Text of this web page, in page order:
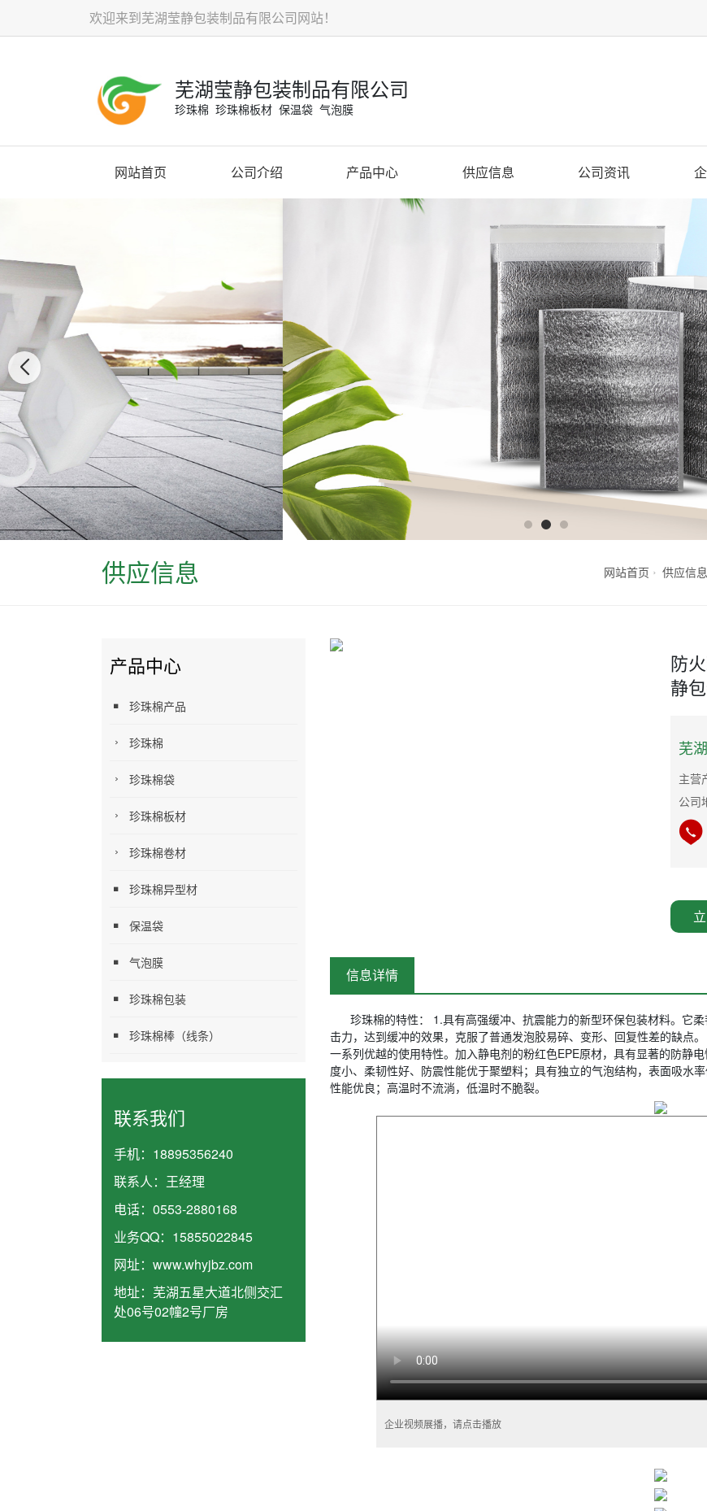
欢迎来到芜湖莹静包装制品有限公司网站！
芜湖莹静包装制品有限公司
珍珠棉 珍珠棉板材 保温袋 气泡膜
网站首页 公司介绍 产品中心 供应信息 公司资讯
供应信息 网站首页 供应信息
产品中心
珍珠棉产品
珍珠棉
珍珠棉袋
珍珠棉板材
珍珠棉卷材
珍珠棉异型材
保温袋
气泡膜
珍珠棉包装
珍珠棉棒（线条）
联系我们
手机： 18895356240
联系人： 王经理
电话： 0553-2880168
业务QQ： 15855022845
网址： www.whyjbz.com
地址： 芜湖五星大道北侧交汇
处06号02幢2号厂房
防
静
芜
主营
公司
信息详情
珍珠棉的特性： 1.具有高强缓冲、抗震能力的新型环保包装材料。它
击力，达到缓冲的效果，克服了普通发泡胶易碎、变形、回复性差的缺点
一系列优越的使用特性。加入静电剂的粉红色EPE原材，具有显著的防静
度小、柔韧性好、防震性能优于聚塑料；具有独立的气泡结构，表面吸水
性能优良；高温时不流淌，低温时不脆裂。
企业视频展播，请点击播放